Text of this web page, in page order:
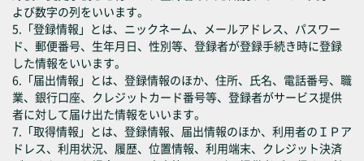
よび数字の列をいいます。
5.「登録情報」とは、ニックネーム、メールアドレス、パスワー
ド、郵便番号、生年月日、性別等、登録者が登録手続き時に登録
した情報をいいます。
6.「届出情報」とは、登録情報のほか、住所、氏名、電話番号、職
業、銀行口座、クレジットカード番号等、登録者がサービス提供
者に対して届け出た情報をいいます。
7.「取得情報」とは、登録情報、届出情報のほか、利用者のＩＰア
ドレス、利用状況、履歴、位置情報、利用端末、クレジット決済